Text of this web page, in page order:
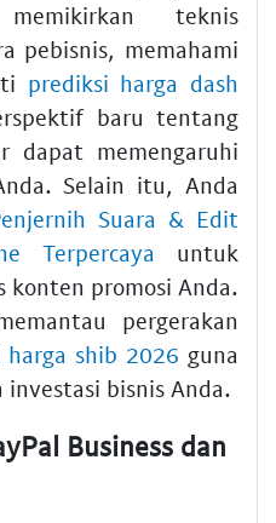
teknis
pebisnis, memahami
prediksi harga dash
baru tentang
dapat memengaruhi
Selain itu, Anda
Suara & Edit
Terpercaya untuk
promosi Anda.
pergerakan
harga shib 2026 guna
investasi bisnis Anda.
Business dan